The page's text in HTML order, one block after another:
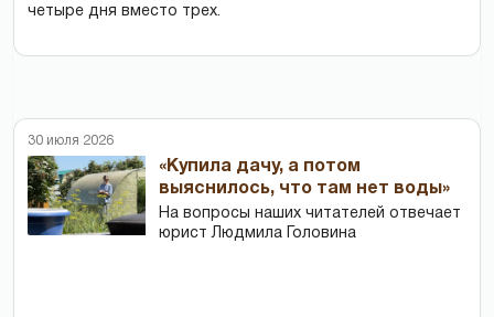
четыре дня вместо трех.
30 июля 2026
«Купила дачу, а потом
выяснилось, что там нет воды»
На вопросы наших читателей отвечает
юрист Людмила Головина